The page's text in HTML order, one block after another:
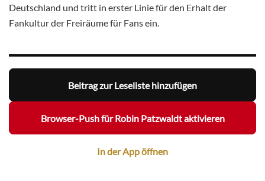
Deutschland und tritt in erster Linie für den Erhalt der
Fankultur der Freiräume für Fans ein.
Beitrag zur Leseliste hinzufügen
Browser-Push für Robin Patzwaldt aktivieren
In der App öffnen